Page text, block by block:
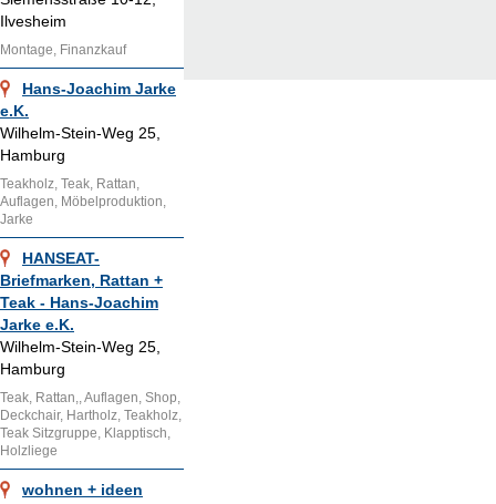
Ilvesheim
Montage, Finanzkauf
Hans-Joachim Jarke
e.K.
Wilhelm-Stein-Weg 25,
Hamburg
Teakholz, Teak, Rattan,
Auflagen, Möbelproduktion,
Jarke
HANSEAT-
Briefmarken, Rattan +
Teak - Hans-Joachim
Jarke e.K.
Wilhelm-Stein-Weg 25,
Hamburg
Teak, Rattan,, Auflagen, Shop,
Deckchair, Hartholz, Teakholz,
Teak Sitzgruppe, Klapptisch,
Holzliege
wohnen + ideen